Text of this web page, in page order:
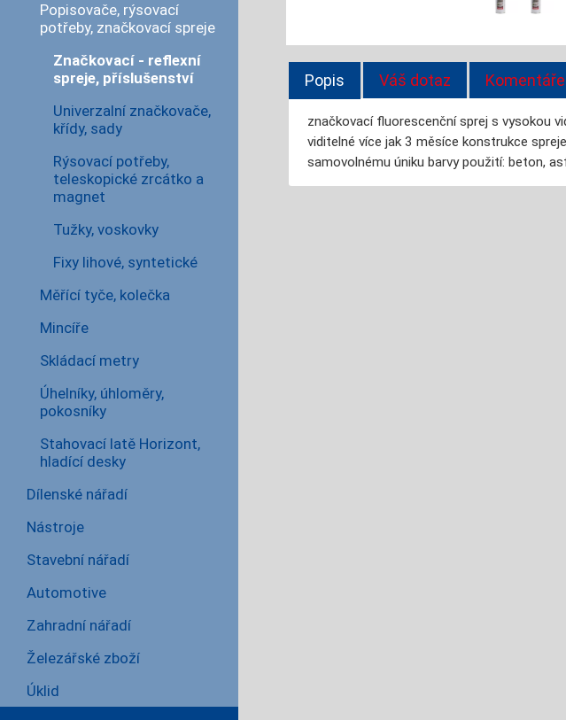
Popis Váš dotaz Komentáře
značkovací fluorescenční sprej s vysokou
viditelné více jak 3 měsíce konstrukce
samovolnému úniku barvy použití: beton,
Popisovače, rýsovací
potřeby, značkovací spreje
Značkovací - reflexní
spreje, příslušenství
Univerzalní značkovače,
křídy, sady
Rýsovací potřeby,
teleskopické zrcátko a
magnet
Tužky, voskovky
Fixy lihové, syntetické
Měřící tyče, kolečka
Mincíře
Skládací metry
Úhelníky, úhloměry,
pokosníky
Stahovací latě Horizont,
hladící desky
Dílenské nářadí
Nástroje
Stavební nářadí
Automotive
Zahradní nářadí
Železářské zboží
Úklid